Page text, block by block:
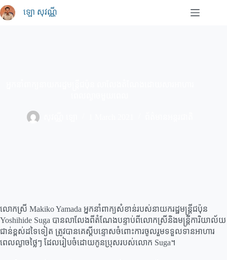
Skip
to
content
ឡោ សុវណ្ណី
លោកស្រី Makiko Yamada អ្នកនាំពាក្យសំខាន់របស់នាយករដ្ឋមន្ត្រីជប៉ុន
Yoshihide Suga បានលាលែងពីតំណែងបន្ទាប់ពីលោកស្រីនិងមន្ត្រីការិយាល័យ
ជាន់ខ្ពស់ដទៃទៀត ត្រូវបានគេស្តីបន្ទោសចំពោះការចូលរួមទទួលទានអាហារ
ពេលល្ងាចថ្លៃៗ ដែលរៀបចំដោយកូនប្រុសរបស់លោក Suga។